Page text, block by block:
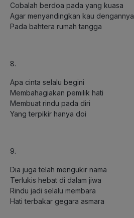
Cobalah berdoa pada yang kuasa
Agar menyandingkan kau dengannya
Pada bahtera rumah tangga
8.
Apa cinta selalu begini
Membahagiakan pemilik hati
Membuat rindu pada diri
Yang terpikir hanya doi
9.
Dia juga telah mengukir nama
Terlukis hebat di dalam jiwa
Rindu jadi selalu membara
Hati terbakar gegara asmara